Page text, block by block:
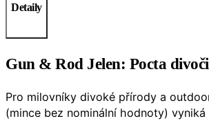
Detaily
Gun & Rod Jelen: Pocta
Pro milovníky divoké přírody a
(mince bez nominální hodnoty)